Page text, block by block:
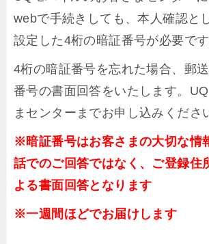
webで手続きしても、本人確認と
設定した4桁の暗証番号が必要です
4桁の暗証番号を忘れた場合、郵
番号の書面回答をいたします。
まセンターまでお申し込みくださ
※暗証番号はお客さまの大切な情
話でのご回答ではなく、ご登録住
よる書面回答となります
※一週間ほどでお届けします